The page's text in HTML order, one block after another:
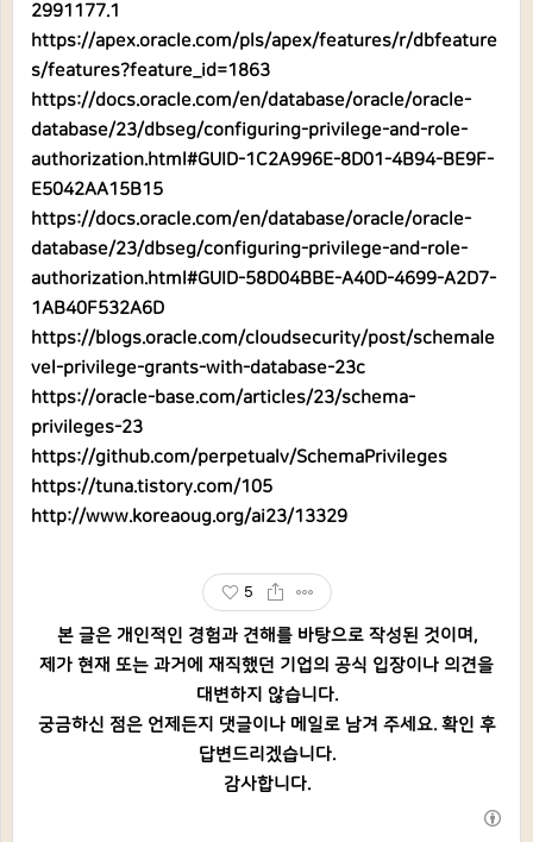
2991177.1
https://apex.oracle.com/pls/apex/features/r/dbfeature
s/features?feature_id=1863
https://docs.oracle.com/en/database/oracle/oracle-
database/23/dbseg/configuring-privilege-and-role-
authorization.html#GUID-1C2A996E-8D01-4B94-BE9F-
E5042AA15B15
https://docs.oracle.com/en/database/oracle/oracle-
database/23/dbseg/configuring-privilege-and-role-
authorization.html#GUID-58D04BBE-A40D-4699-A2D7-
1AB40F532A6D
https://blogs.oracle.com/cloudsecurity/post/schemale
vel-privilege-grants-with-database-23c
https://oracle-base.com/articles/23/schema-
privileges-23
https://github.com/perpetualv/SchemaPrivileges
https://tuna.tistory.com/105
http://www.koreaoug.org/ai23/13329
5
본 글은 개인적인 경험과 견해를 바탕으로 작성된 것이며,
제가 현재 또는 과거에 재직했던 기업의 공식 입장이나 의견을
대변하지 않습니다.
궁금하신 점은 언제든지 댓글이나 메일로 남겨 주세요. 확인 후
답변드리겠습니다.
감사합니다.